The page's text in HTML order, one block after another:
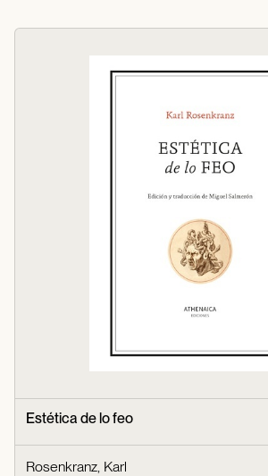
Estética de lo feo
Rosenkranz, Karl